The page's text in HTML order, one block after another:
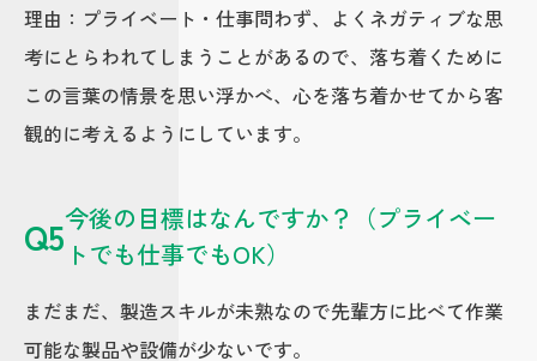
理由：プライベート・仕事問わず、よくネガティブな思
考にとらわれてしまうことがあるので、落ち着くために
この言葉の情景を思い浮かべ、心を落ち着かせてから客
観的に考えるようにしています。
Q5今後の目標はなんですか？（プライベー
トでも仕事でもOK）
まだまだ、製造スキルが未熟なので先輩方に比べて作業
可能な製品や設備が少ないです。